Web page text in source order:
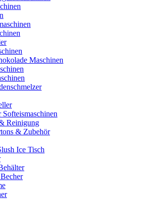
Maschinen
Reinigung
& Zubehör
Ice Tisch